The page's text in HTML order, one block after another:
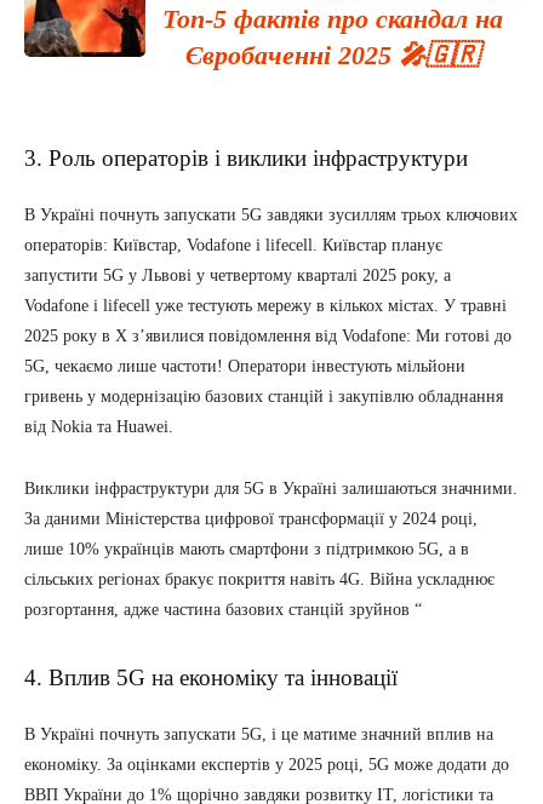
Топ-5 фактів про скандал на
Євробаченні 2025 🎤🇬🇷
3. Роль операторів і виклики інфраструктури
В Україні почнуть запускати 5G завдяки зусиллям трьох ключових
операторів: Київстар, Vodafone і lifecell. Київстар планує
запустити 5G у Львові у четвертому кварталі 2025 року, а
Vodafone і lifecell уже тестують мережу в кількох містах. У травні
2025 року в X з’явилися повідомлення від Vodafone: Ми готові до
5G, чекаємо лише частоти! Оператори інвестують мільйони
гривень у модернізацію базових станцій і закупівлю обладнання
від Nokia та Huawei.
Виклики інфраструктури для 5G в Україні залишаються значними.
За даними Міністерства цифрової трансформації у 2024 році,
лише 10% українців мають смартфони з підтримкою 5G, а в
сільських регіонах бракує покриття навіть 4G. Війна ускладнює
розгортання, адже частина базових станцій зруйнов “
4. Вплив 5G на економіку та інновації
В Україні почнуть запускати 5G, і це матиме значний вплив на
економіку. За оцінками експертів у 2025 році, 5G може додати до
ВВП України до 1% щорічно завдяки розвитку ІТ, логістики та